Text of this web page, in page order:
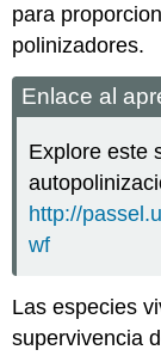
para
polinizadores.
Enlace al
Explore este
http://
wf
Las especies
supervivencia